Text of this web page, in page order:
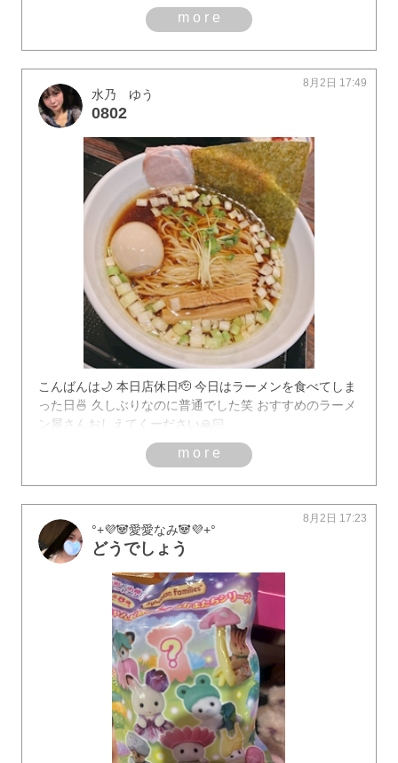
more
水乃 ゆう
0802
8月2日 17:49
こんばんは🌙 本日店休日🫡 今日はラーメンを食べてしま
った日🍜 久しぶりなのに普通でした笑 おすすめのラーメ
ン屋さんおしえてくーださい🙏🏻
more
°+💜🐼愛愛なみ‪🐼💜+°
どうでしょう
8月2日 17:23